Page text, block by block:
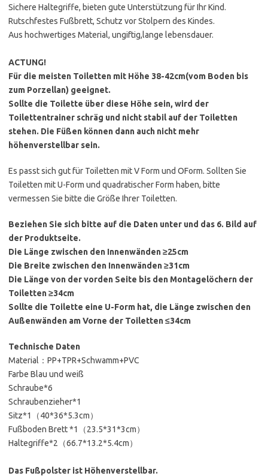
Sichere Haltegriffe, bieten gute Unterstützung für Ihr Kind.
Rutschfestes Fußbrett, Schutz vor Stolpern des Kindes.
Aus hochwertiges Material, ungiftig,lange lebensdauer.
ACTUNG!
Für die meisten Toiletten mit Höhe 38-42cm(vom Boden bis
zum Porzellan) geeignet.
Sollte die Toilette über diese Höhe sein, wird der
Toilettentrainer schräg und nicht stabil auf der Toiletten
stehen. Die Füßen können dann auch nicht mehr
höhenverstellbar sein.
Es passt sich gut für Toiletten mit V Form und OForm. Sollten Sie
Toiletten mit U-Form und quadratischer Form haben, bitte
vermessen Sie bitte die Größe Ihrer Toiletten.
Beziehen Sie sich bitte auf die Daten unter und das 6. Bild auf
der Produktseite.
Die Länge zwischen den Innenwänden ≥25cm
Die Breite zwischen den Innenwänden ≥31cm
Die Länge von der vorden Seite bis den Montagelöchern der
Toiletten ≥34cm
Sollte die Toilette eine U-Form hat, die Länge zwischen den
Außenwänden am Vorne der Toiletten ≤34cm
Technische Daten
Material：PP+TPR+Schwamm+PVC
Farbe Blau und weiß
Schraube*6
Schraubenzieher*1
Sitz*1（40*36*5.3cm）
Fußboden Brett *1（23.5*31*3cm）
Haltegriffe*2（66.7*13.2*5.4cm）
Das Fußpolster ist Höhenverstellbar.